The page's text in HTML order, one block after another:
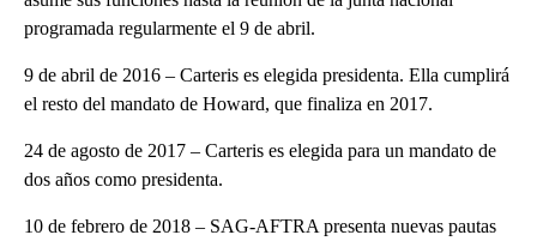
programada regularmente el 9 de abril.
9 de abril de 2016 – Carteris es elegida presidenta. Ella cumplirá
el resto del mandato de Howard, que finaliza en 2017.
24 de agosto de 2017 – Carteris es elegida para un mandato de
dos años como presidenta.
10 de febrero de 2018 – SAG-AFTRA presenta nuevas pautas